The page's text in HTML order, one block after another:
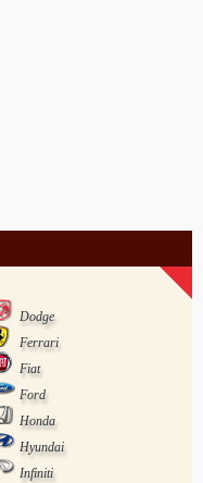
Dodge
Ferrari
Fiat
Ford
Honda
Hyundai
Infiniti